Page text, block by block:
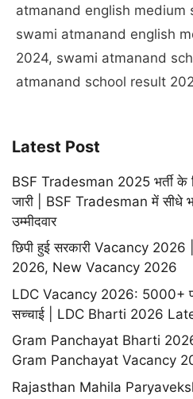
atmanand english medium
swami atmanand english
2024, swami atmanand
atmanand school result
Latest Post
BSF Tradesman 2025 भर्ती
जारी | BSF Tradesman में सीधे
उम्मीदवार
छिपी हुई सरकारी Vacancy
2026, New Vacancy 2026
LDC Vacancy 2026: 5000+ पद
सच्चाई | LDC Bharti 2026
Gram Panchayat Bharti 2026
Gram Panchayat Vacancy
Rajasthan Mahila